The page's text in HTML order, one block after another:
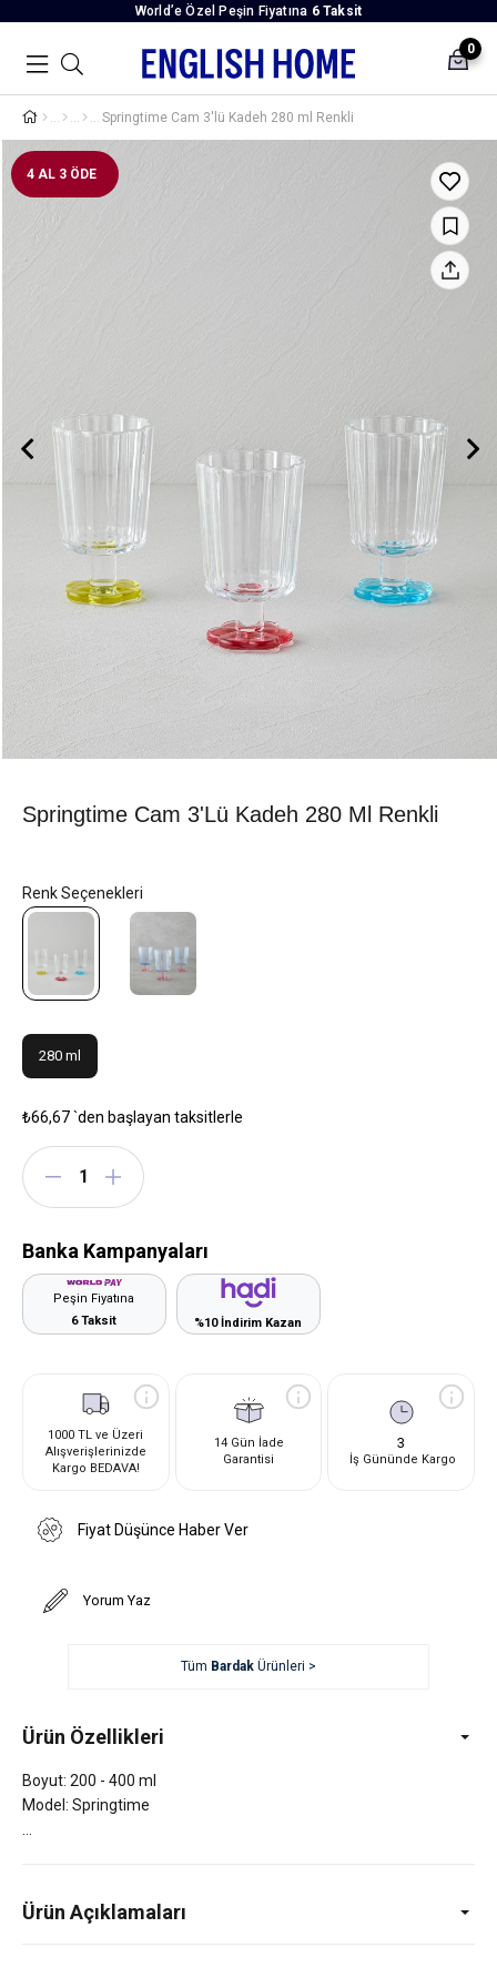
World’e Özel Peşin Fiyatına 6 Taksit
0
Springtime Cam 3'lü Kadeh 280 ml Renkli
4 AL 3 ÖDE
Springtime Cam 3'lü Kadeh 280 Ml Renkli
280 ml
₺66,67`den başlayan taksitlerle
Banka Kampanyaları
Peşin Fiyatına
6 Taksit
%10 İndirim Kazan
1000 TL ve Üzeri
Alışverişlerinizde
Kargo BEDAVA!
14 Gün İade
Garantisi
3
İş Gününde Kargo
Fiyat Düşünce Haber Ver
Yorum Yaz
Tüm BardakÜrünleri >
Ürün Özellikleri
Boyut: 200 - 400 ml
Model: Springtime
Ürün Açıklamaları